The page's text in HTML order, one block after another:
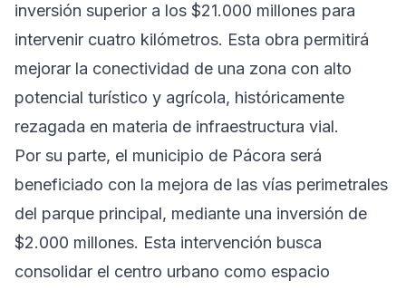
inversión superior a los $21.000 millones para
intervenir cuatro kilómetros. Esta obra permitirá
mejorar la conectividad de una zona con alto
potencial turístico y agrícola, históricamente
rezagada en materia de infraestructura vial.
Por su parte, el municipio de Pácora será
beneficiado con la mejora de las vías perimetrales
del parque principal, mediante una inversión de
$2.000 millones. Esta intervención busca
consolidar el centro urbano como espacio